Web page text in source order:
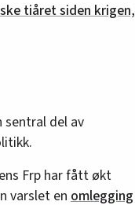
tiåret siden krigen,
del av
Frp har fått økt
varslet en omlegging